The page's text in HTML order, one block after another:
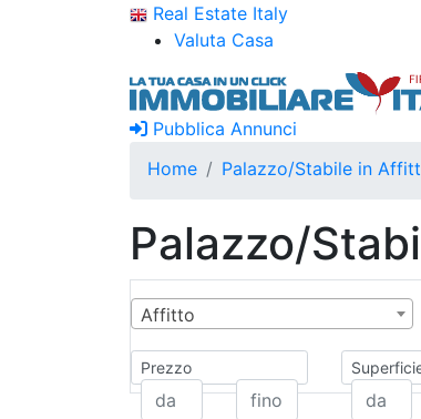
Real Estate Italy
Valuta Casa
Pubblica Annunci
Home
Palazzo/Stabile in
Palazzo/
Affitto
Prezzo